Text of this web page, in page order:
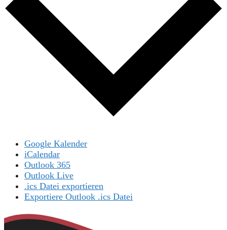
Google Kalender
iCalendar
Outlook 365
Outlook Live
.ics Datei exportieren
Exportiere Outlook .ics Datei